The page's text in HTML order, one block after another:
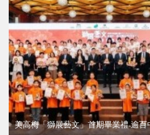
美高梅「獅展藝文」首期畢業禮 逾